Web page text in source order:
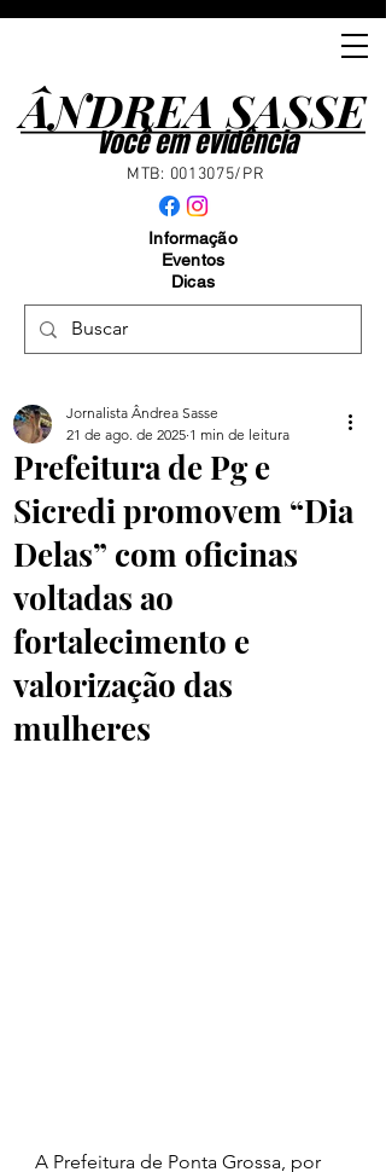
ÂNDREA SASSE
ÂNDREA SASSE
Você em evidência
MTB: 0013075/PR
Informação
Eventos
Dicas
Prefeitura de Pg e
Sicredi promovem “Dia
Delas” com oficinas
voltadas ao
fortalecimento e
valorização das
mulheres
Jornalista Ândrea Sasse
21 de ago. de 2025 1 min de leitura
A Prefeitura de Ponta Grossa, por